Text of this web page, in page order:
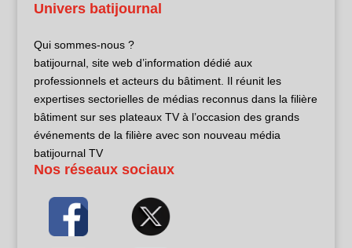
Univers batijournal
Qui sommes-nous ?
batijournal, site web d’information dédié aux
professionnels et acteurs du bâtiment. Il réunit les
expertises sectorielles de médias reconnus dans la filière
bâtiment sur ses plateaux TV à l’occasion des grands
événements de la filière avec son nouveau média
batijournal TV
Nos réseaux sociaux